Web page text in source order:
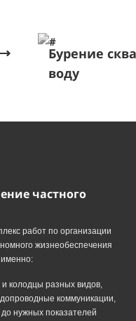
Бурение
воду
частного
работ по организации
жизнеобеспечения
именно:
колодцы разных видов,
коммуникации,
нужных показателей